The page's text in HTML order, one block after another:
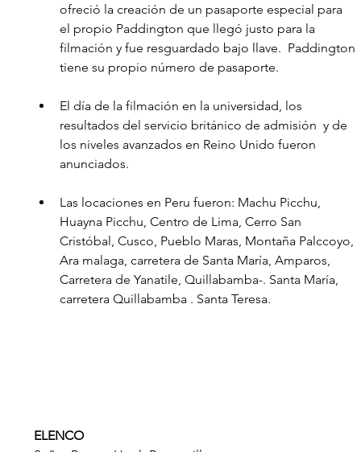
ofreció la creación de un pasaporte especial para
el propio Paddington que llegó justo para la
filmación y fue resguardado bajo llave.  Paddington
tiene su propio número de pasaporte.
El día de la filmación en la universidad, los
resultados del servicio británico de admisión  y de
los niveles avanzados en Reino Unido fueron
anunciados.
Las locaciones en Peru fueron: Machu Picchu,
Huayna Picchu, Centro de Lima, Cerro San
Cristóbal, Cusco, Pueblo Maras, Montaña Palccoyo,
Ara malaga, carretera de Santa María, Amparos,
Carretera de Yanatile, Quillabamba-. Santa María,
carretera Quillabamba . Santa Teresa.
ELENCO